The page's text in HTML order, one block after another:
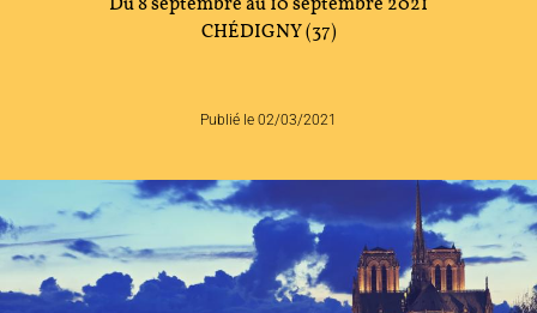
L'ENSEMBLE JACQUES MODERNE
JOËL SUHUBIETTE
AGENDA
Du 8 septembre au 10 septembre 2021
CHÉDIGNY (37)
Publié le 02/03/2021